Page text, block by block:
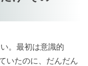
。最初は意識的
いたのに、だんだん